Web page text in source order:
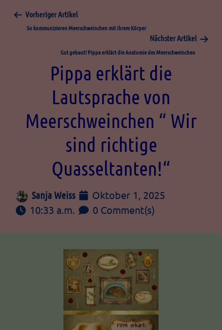
Vorheriger Artikel
So kommunizieren Meerschweinchen mit ihrem Körper
Nächster Artikel
Gut gebaut! Pippa erklärt die Anatomie des Meerschweinchen
Pippa erklärt die
Lautsprache von
Meerschweinchen “ Wir
sind richtige
Quasseltanten!“
Sanja Weiss
Oktober 1, 2025
10:33 a.m.
0 Comment(s)